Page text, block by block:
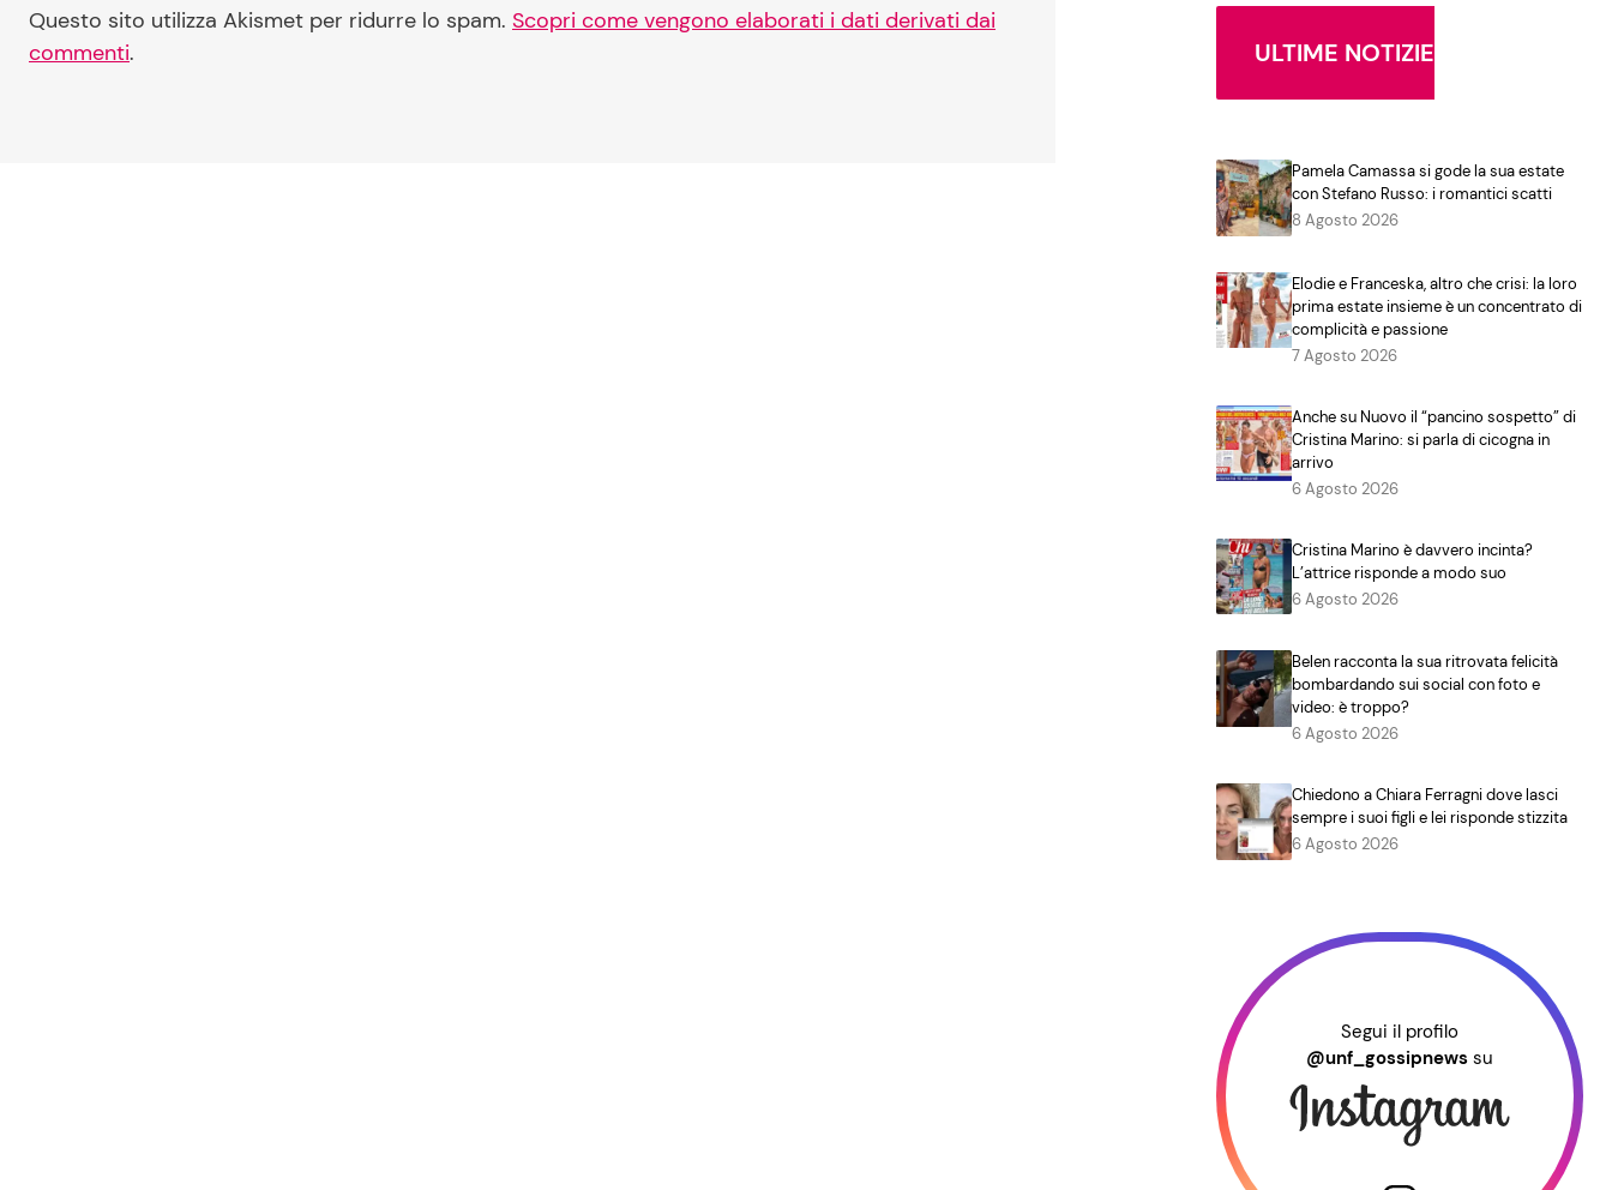
Questo sito utilizza Akismet per ridurre lo spam. Scopri come vengono elaborati i dati derivati dai
commenti. ULTIME NOTIZIE
Pamela Camassa si gode la sua estate
con Stefano Russo: i romantici scatti
8 Agosto 2026
Elodie e Franceska, altro che crisi: la loro
prima estate insieme è un concentrato di
complicità e passione
7 Agosto 2026
Anche su Nuovo il “pancino sospetto” di
Cristina Marino: si parla di cicogna in
arrivo
6 Agosto 2026
Cristina Marino è davvero incinta?
L’attrice risponde a modo suo
6 Agosto 2026
Belen racconta la sua ritrovata felicità
bombardando sui social con foto e
video: è troppo?
6 Agosto 2026
Chiedono a Chiara Ferragni dove lasci
sempre i suoi figli e lei risponde stizzita
6 Agosto 2026
Segui il profilo
@unf_gossipnews su